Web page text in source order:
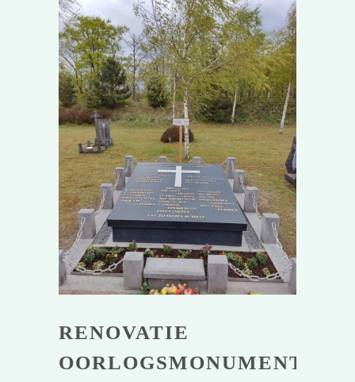
RENOVATIE
OORLOGSMONUMENT